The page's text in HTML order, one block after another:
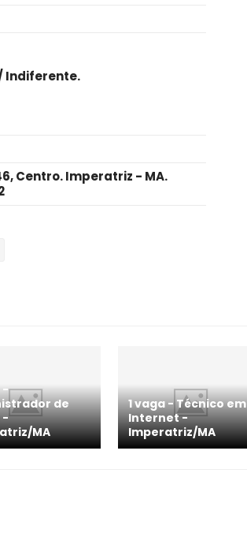
Indiferente.
Centro. Imperatriz - MA.
-
de
-
MA
1 vaga - Técnico em
Internet -
Imperatriz/MA